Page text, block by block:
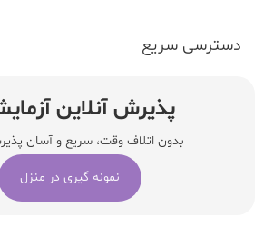
دسترسی سریع
پذیرش آنلاین
بدون اتلاف وقت، سریع و آسان
نمونه گیری در منزل